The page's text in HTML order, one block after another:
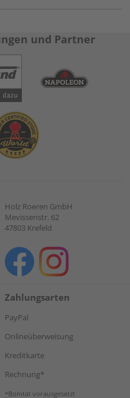
und Partner
Holz Roeren GmbH
Mevissenstr. 62
47803 Krefeld
Zahlungsarten
PayPal
Onlineüberweisung
Kreditkarte
Rechnung*
*Bonität vorausgesetzt